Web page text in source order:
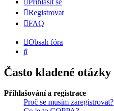
Přihlásit se
Registrovat
FAQ
Obsah fóra
Hledat
Často kladené otázky
Přihlašování a registrace
Proč se musím zaregistrovat?